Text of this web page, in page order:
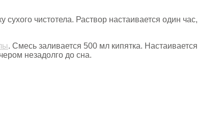
чистотела. Раствор настаивается один час,
. Смесь заливается 500 мл кипятка. Настаивается
незадолго до сна.